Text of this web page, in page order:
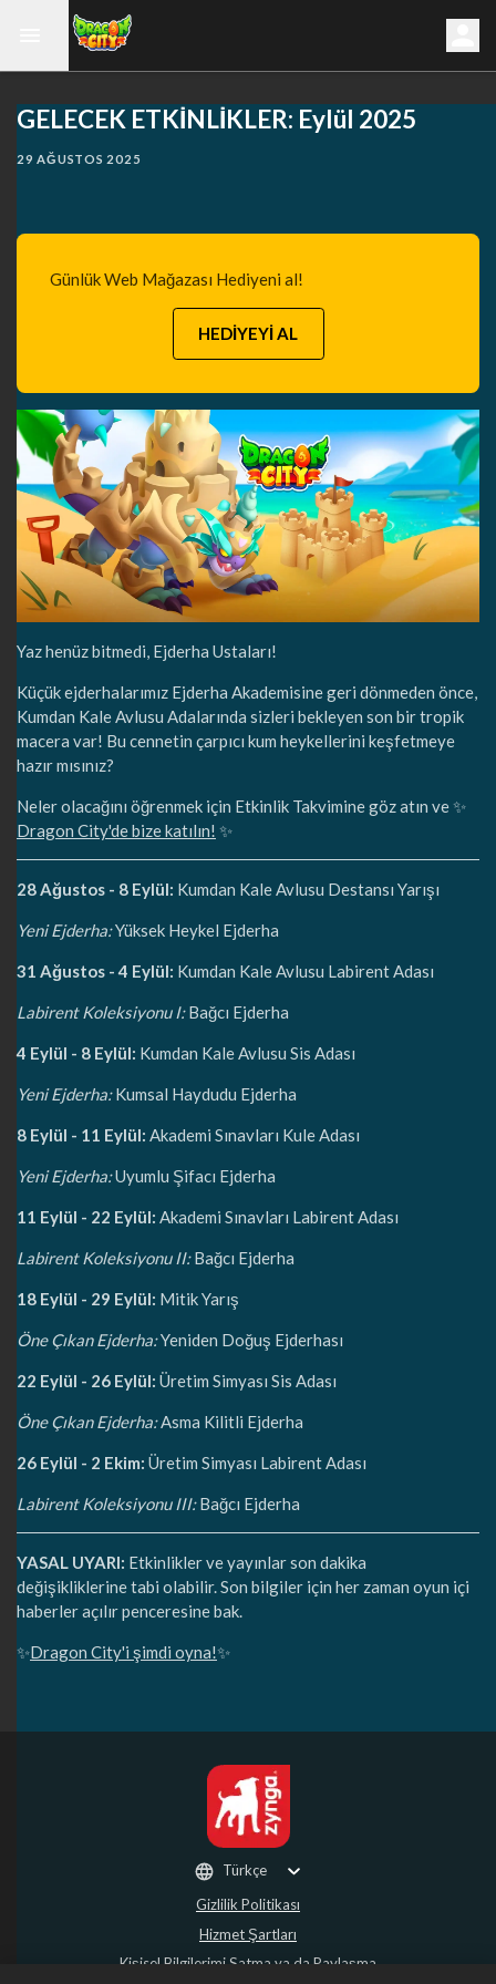
GELECEK ETKİNLİKLER: Eylül 2025
29 AĞUSTOS 2025
Günlük Web Mağazası Hediyeni al!
HEDİYEYİ AL
Yaz henüz bitmedi, Ejderha Ustaları!
Küçük ejderhalarımız Ejderha Akademisine geri dönmeden önce,
Kumdan Kale Avlusu Adalarında sizleri bekleyen son bir tropik
macera var! Bu cennetin çarpıcı kum heykellerini keşfetmeye
hazır mısınız?
Neler olacağını öğrenmek için Etkinlik Takvimine göz atın ve ✨
Dragon City'de bize katılın! ✨
28 Ağustos - 8 Eylül: Kumdan Kale Avlusu Destansı Yarışı
Yeni Ejderha:Yüksek Heykel Ejderha
31 Ağustos - 4 Eylül: Kumdan Kale Avlusu Labirent Adası
Labirent Koleksiyonu I:Bağcı Ejderha
4 Eylül - 8 Eylül: Kumdan Kale Avlusu Sis Adası
Yeni Ejderha:Kumsal Haydudu Ejderha
8 Eylül - 11 Eylül: Akademi Sınavları Kule Adası
Yeni Ejderha:Uyumlu Şifacı Ejderha
11 Eylül - 22 Eylül: Akademi Sınavları Labirent Adası
Labirent Koleksiyonu II:Bağcı Ejderha
18 Eylül - 29 Eylül: Mitik Yarış
Öne Çıkan Ejderha:Yeniden Doğuş Ejderhası
22 Eylül - 26 Eylül: Üretim Simyası Sis Adası
Öne Çıkan Ejderha:Asma Kilitli Ejderha
26 Eylül - 2 Ekim: Üretim Simyası Labirent Adası
Labirent Koleksiyonu III:Bağcı Ejderha
YASAL UYARI: Etkinlikler ve yayınlar son dakika
değişikliklerine tabi olabilir. Son bilgiler için her zaman oyun içi
haberler açılır penceresine bak.
✨Dragon City'i şimdi oyna!✨
Gizlilik Politikası
Hizmet Şartları
Kişisel Bilgilerimi Satma ya da Paylaşma
Türkçe